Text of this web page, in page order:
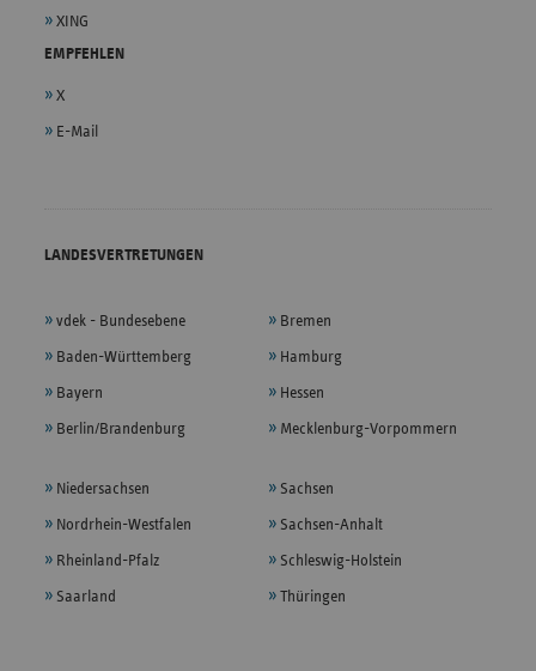
XING
EMPFEHLEN
X
E-Mail
LANDESVERTRETUNGEN
vdek - Bundesebene
Baden-Württemberg
Bayern
Berlin/Brandenburg
Bremen
Hamburg
Hessen
Mecklenburg-Vorpommern
Niedersachsen
Nordrhein-Westfalen
Rheinland-Pfalz
Saarland
Sachsen
Sachsen-Anhalt
Schleswig-Holstein
Thüringen